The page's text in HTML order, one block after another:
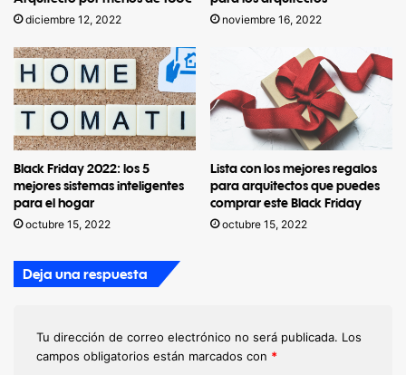
diciembre 12, 2022 noviembre 16, 2022
Black Friday 2022: los 5
mejores sistemas inteligentes
para el hogar
octubre 15, 2022
Lista con los mejores regalos
para arquitectos que puedes
comprar este Black Friday
octubre 15, 2022
Deja una respuesta
Tu dirección de correo electrónico no será publicada. Los
campos obligatorios están marcados con *